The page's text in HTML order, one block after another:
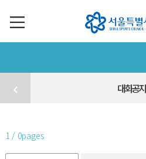
대회공지
1 / 0pages